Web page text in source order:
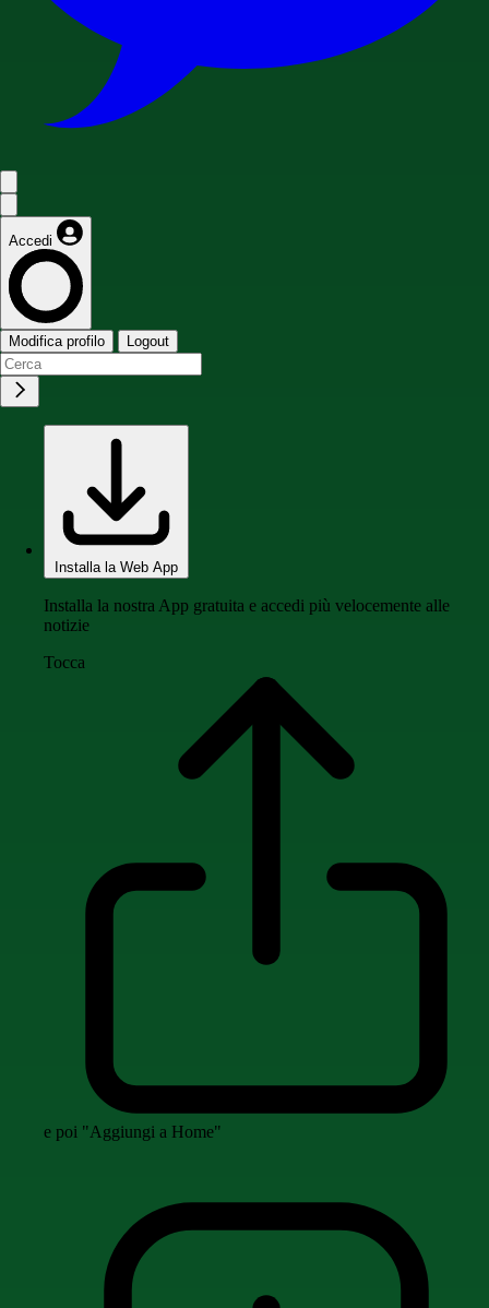
Accedi
Modifica profilo Logout
Installa la Web App
Installa la nostra App gratuita e accedi più velocemente alle
notizie
Tocca
e poi "Aggiungi a Home"